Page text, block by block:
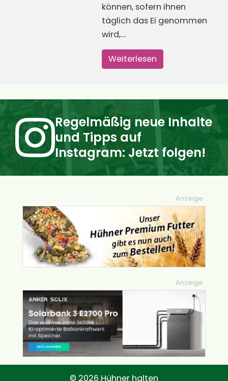
können, sofern ihnen
täglich das Ei genommen
wird,…
Weiterlesen
Regelmäßig neue Inhalte
und Tipps auf
Instagram: Jetzt folgen!
Anzeige
Anzeige
© 2026 Hühner halten